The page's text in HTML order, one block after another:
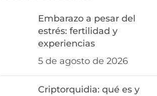
Embarazo a pesar del
estrés: fertilidad y
experiencias
5 de agosto de 2026
Criptorquidia: qué es y